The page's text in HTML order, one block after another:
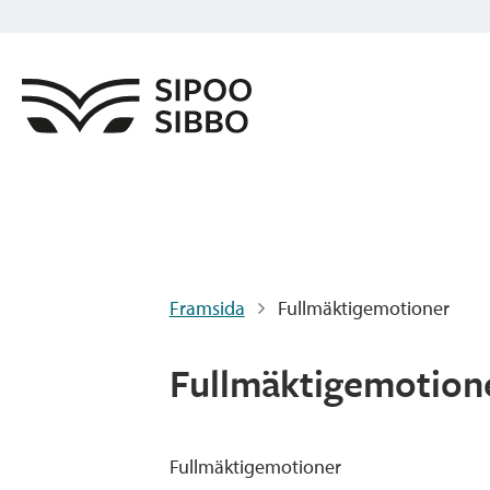
Framsida Fullmäktigemotioner
Fullmäktigemotioner